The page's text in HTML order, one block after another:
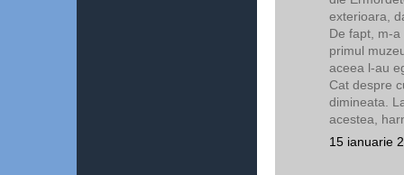
exterioara,
De fapt, m-
primul
aceea l-au
Cat despre
dimineata.
acestea,
15 ianuarie